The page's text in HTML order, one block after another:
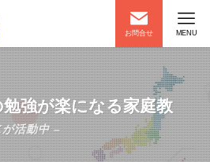
お問合せ MENU
強が楽になる家庭教
活動中 –